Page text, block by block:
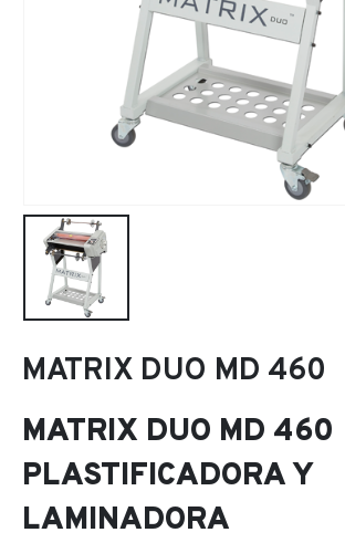
MATRIX DUO MD 460
MATRIX DUO MD 460
PLASTIFICADORA Y
LAMINADORA